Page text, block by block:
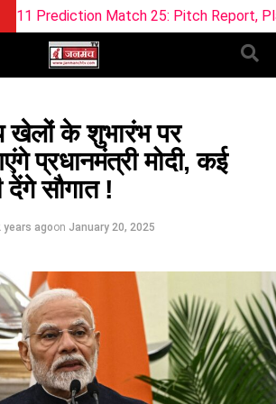
Match 25: Pitch Report, Playing 11 &
खेलों के शुभारंभ पर
प्रधानमंत्री मोदी, कई
सौगात !
years agoon January 20, 2025